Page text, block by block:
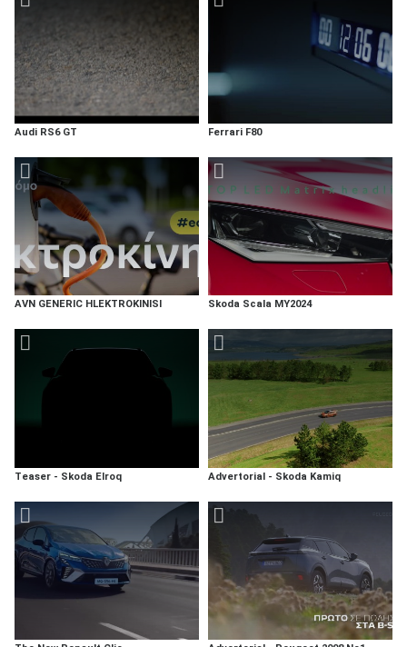
Audi RS6 GT Ferrari F80
AVN GENERIC HLEKTROKINISI Skoda Scala MY2024
Teaser - Skoda Elroq Advertorial - Skoda Kamiq